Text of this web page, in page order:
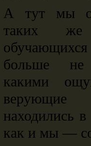
А тут мы
таких же
больше не
какими
находились
как и мы ―